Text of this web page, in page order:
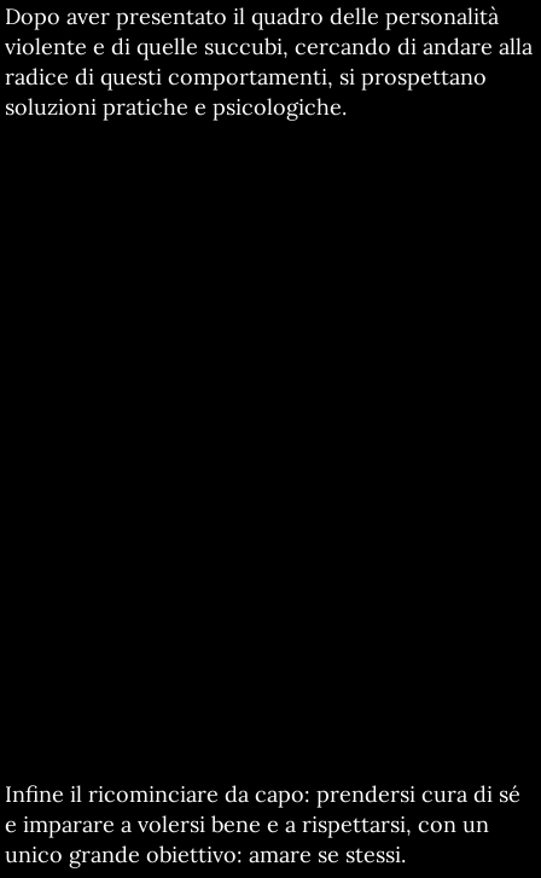
Dopo aver presentato il quadro delle personalità
violente e di quelle succubi, cercando di andare alla
radice di questi comportamenti, si prospettano
soluzioni pratiche e psicologiche.
Infine il ricominciare da capo: prendersi cura di sé
e imparare a volersi bene e a rispettarsi, con un
unico grande obiettivo: amare se stessi.